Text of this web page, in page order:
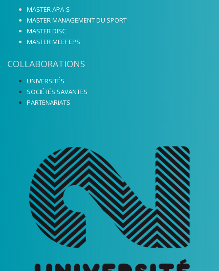
MASTER APA-S
MASTER MANAGEMENT DU SPORT
MASTER DISC
MASTER MEEF EPS
COLLABORATIONS
UNIVERSITÉS
SOCIÉTÉS SAVANTES
PARTENARIATS